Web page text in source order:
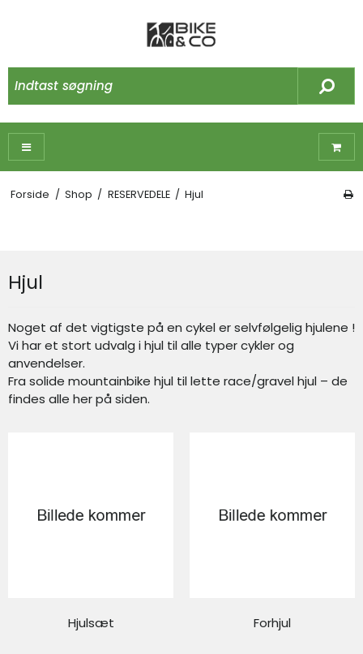
Forside / Shop / RESERVEDELE / Hjul
Hjul
Noget af det vigtigste på en cykel er selvfølgelig hjulene !
Vi har et stort udvalg i hjul til alle typer cykler og
anvendelser.
Fra solide mountainbike hjul til lette race/gravel hjul – de
findes alle her på siden.
Hjulsæt Forhjul